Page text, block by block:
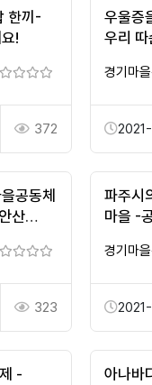
한끼-
!
372
우울증
우리 따
경기마
공동체
산
323
파주시
마을 -
경기마
-
아나